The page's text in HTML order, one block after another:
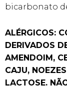
bicarbonato
ALÉRGICOS:
DERIVADOS
AMENDOIM,
CAJU,
LACTOSE.